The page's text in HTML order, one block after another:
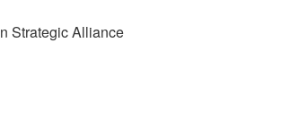
Strategic Alliance